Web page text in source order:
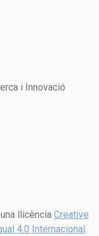
i Innovació
llicència Creative
4.0 Internacional .